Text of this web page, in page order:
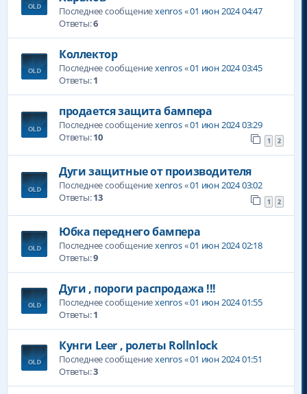
Последнее сообщениеxenros«01 июн 2024 04:47
Ответы:6
Коллектор
Последнее сообщениеxenros«01 июн 2024 03:45
Ответы:1
продается защита бампера
Последнее сообщениеxenros«01 июн 2024 03:29
Ответы:10 1 2
Дуги защитные от производителя
Последнее сообщениеxenros«01 июн 2024 03:02
Ответы:13 1 2
Юбка переднего бампера
Последнее сообщениеxenros«01 июн 2024 02:18
Ответы:9
Дуги , пороги распродажа !!!
Последнее сообщениеxenros«01 июн 2024 01:55
Ответы:1
Кунги Leer , ролеты Rollnlock
Последнее сообщениеxenros«01 июн 2024 01:51
Ответы:3